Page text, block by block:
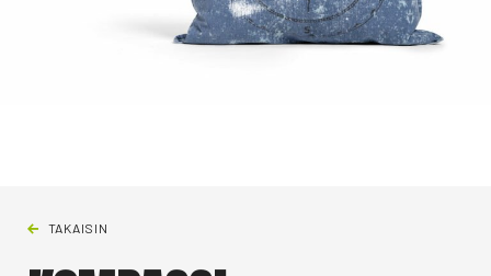
TAKAISIN